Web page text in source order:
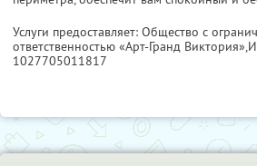
Услуги предоставляет: Общество с
ответственностью «Арт-Гранд Виктория»,
1027705011817